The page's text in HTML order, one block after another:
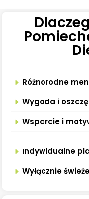
Różnorodne
Wygoda i
Wsparcie i
Indywidualne
Wyłącznie